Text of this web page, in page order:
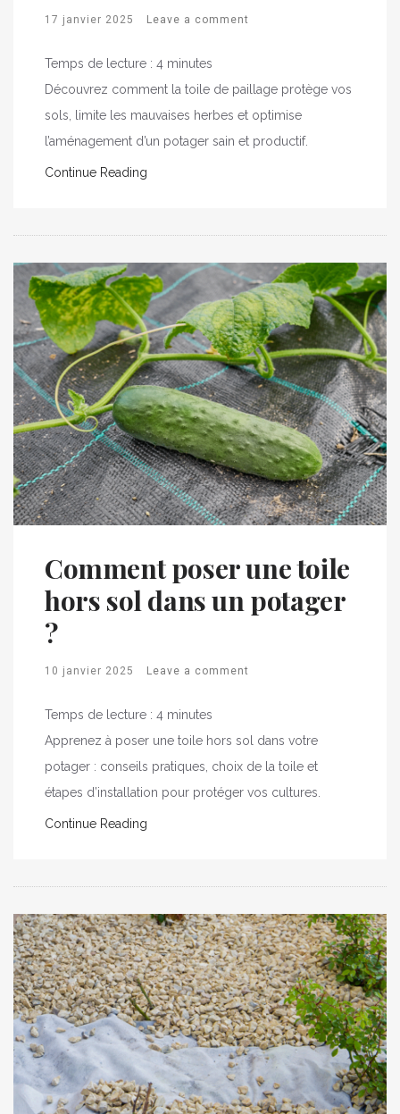
17 janvier 2025 Leave a comment
Temps de lecture : 4 minutes
Découvrez comment la toile de paillage protège vos
sols, limite les mauvaises herbes et optimise
l’aménagement d’un potager sain et productif.
Continue Reading
Comment poser une toile
hors sol dans un potager
?
10 janvier 2025 Leave a comment
Temps de lecture : 4 minutes
Apprenez à poser une toile hors sol dans votre
potager : conseils pratiques, choix de la toile et
étapes d’installation pour protéger vos cultures.
Continue Reading